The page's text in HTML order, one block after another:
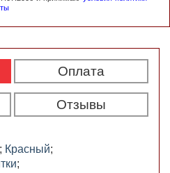
Оплата
Отзывы
; Красный;
;